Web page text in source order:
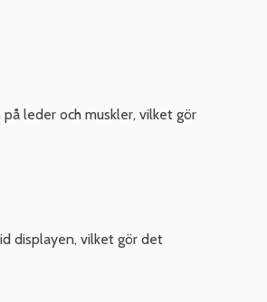
leder och muskler, vilket gör
displayen, vilket gör det